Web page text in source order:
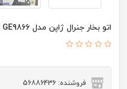
اتو بخار جنرال ژاپن مدل GE9866
فروشنده: 56886436